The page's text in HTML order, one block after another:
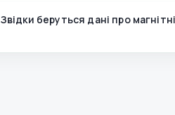
Звідки беруться дані про